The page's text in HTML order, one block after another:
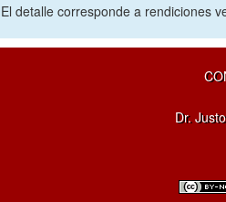
El detalle corresponde a rendiciones
Dr.